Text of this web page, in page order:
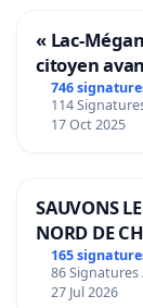
« Lac-
citoyen
de notre
746
114
17 Oct 2025
SAUVONS
NORD DE
165
86 Signatures
27 Jul 2026